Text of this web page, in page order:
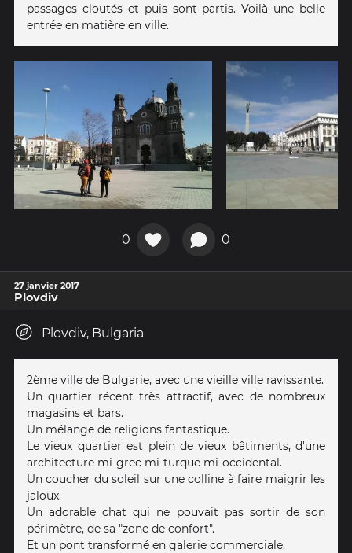
passages cloutés et puis sont partis. Voilà une belle
entrée en matière en ville.
0 0
27 janvier 2017
Plovdiv
Plovdiv, Bulgaria
2ème ville de Bulgarie, avec une vieille ville ravissante.
Un quartier récent très attractif, avec de nombreux
magasins et bars.
Un mélange de religions fantastique.
Le vieux quartier est plein de vieux bâtiments, d'une
architecture mi-grec mi-turque mi-occidental.
Un coucher du soleil sur une colline à faire maigrir les
jaloux.
Un adorable chat qui ne pouvait pas sortir de son
périmètre, de sa "zone de confort".
Et un pont transformé en galerie commerciale.